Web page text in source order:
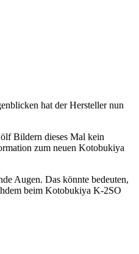
hat der Hersteller nun
Bildern dieses Mal kein
zum neuen Kotobukiya
Augen. Das könnte bedeuten,
beim Kotobukiya K-2SO